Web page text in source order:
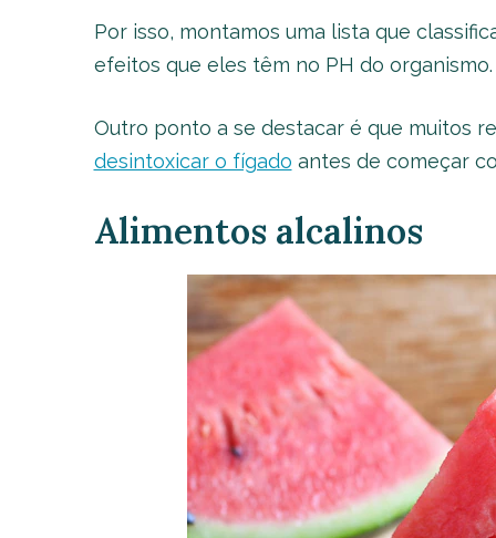
Por isso, montamos uma lista que
efeitos que eles têm no PH do organismo.
Outro ponto a se destacar é que muitos
desintoxicar o fígado antes de começar
Alimentos alcalinos